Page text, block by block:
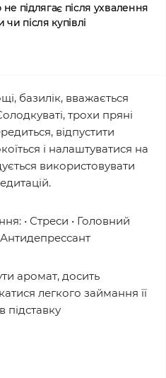
підлягає після ухвалення
чи після купівлі
базилік, вважається
трохи пряні
відпустити
і налаштуватися на
використовувати
• Стреси • Головний
Антидепрессант
аромат, досить
легкого займання її
підставку